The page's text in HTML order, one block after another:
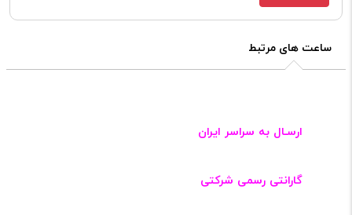
ساعت های مرتبط
ارسـال به سراسر ایران
گارانتی رسمی شرکتی